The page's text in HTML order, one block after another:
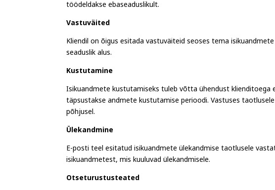
töödeldakse ebaseaduslikult.
Vastuväited
Kliendil on õigus esitada vastuväiteid seoses tema
seaduslik alus.
Kustutamine
Isikuandmete kustutamiseks tuleb võtta ühendust
täpsustakse andmete kustutamise perioodi. Vastuses
põhjusel.
Ülekandmine
E-posti teel esitatud isikuandmete ülekandmise taotlusele
isikuandmetest, mis kuuluvad ülekandmisele.
Otseturustusteated